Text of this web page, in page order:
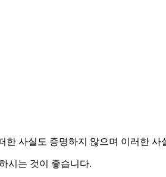
한 사실도 증명하지 않으며 이러한 사
시는 것이 좋습니다.